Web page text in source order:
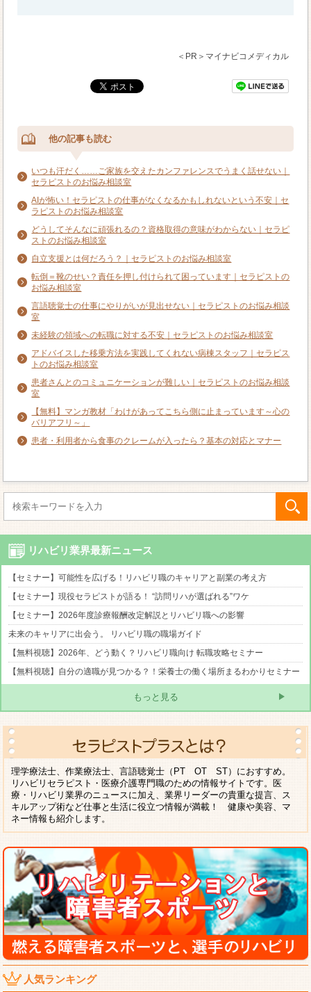
＜PR＞マイナビコメディカル
他の記事も読む
いつも汗だく……ご家族を交えたカンファレンスでうまく話せない｜
セラピストのお悩み相談室
AIが怖い！セラピストの仕事がなくなるかもしれないという不安｜セ
ラピストのお悩み相談室
どうしてそんなに頑張れるの？資格取得の意味がわからない｜セラピ
ストのお悩み相談室
自立支援とは何だろう？｜セラピストのお悩み相談室
転倒＝靴のせい？責任を押し付けられて困っています｜セラピストの
お悩み相談室
言語聴覚士の仕事にやりがいが見出せない｜セラピストのお悩み相談
室
未経験の領域への転職に対する不安｜セラピストのお悩み相談室
アドバイスした移乗方法を実践してくれない病棟スタッフ｜セラピス
トのお悩み相談室
患者さんとのコミュニケーションが難しい｜セラピストのお悩み相談
室
【無料】マンガ教材「わけがあってこちら側に止まっています～心の
バリアフリ～」
患者・利用者から食事のクレームが入ったら？基本の対応とマナー
リハビリ業界最新ニュース
【セミナー】可能性を広げる！リハビリ職のキャリアと副業の考え方
【セミナー】現役セラピストが語る！ “訪問リハが選ばれる”ワケ
【セミナー】2026年度診療報酬改定解説とリハビリ職への影響
未来のキャリアに出会う。 リハビリ職の職場ガイド
【無料視聴】2026年、どう動く？リハビリ職向け 転職攻略セミナー
【無料視聴】自分の適職が見つかる？！栄養士の働く場所まるわかりセミナー
もっと見る
理学療法士、作業療法士、言語聴覚士（PT OT ST）におすすめ。
リハビリセラピスト・医療介護専門職のための情報サイトです。医
療・リハビリ業界のニュースに加え、業界リーダーの貴重な提言、ス
キルアップ術など仕事と生活に役立つ情報が満載！ 健康や美容、マ
ネー情報も紹介します。
人気ランキング